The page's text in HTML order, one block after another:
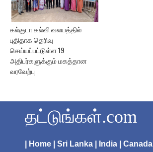
கல்குடா கல்வி வலயத்தில்
புதிதாக தெரிவு
செய்யப்பட்டுள்ள 19
அதிபர்களுக்கும் மகத்தான
வரவேற்பு
தட்டுங்கள்.com
| Home | Sri Lanka | India | Canada